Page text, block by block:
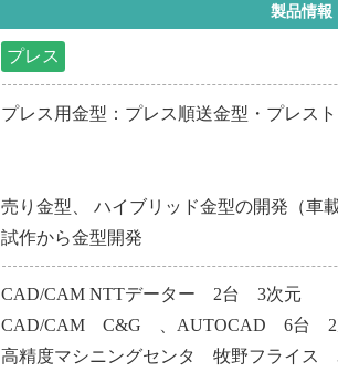
製品情報
プレス
プレス用金型：プレス順送金型・プレス
売り金型、 ハイブリッド金型の開発（車
試作から金型開発
CAD/CAM NTTデーター 2台 3次元
CAD/CAM C&G 、AUTOCAD 6台 2
高精度マシニングセンタ 牧野フライス